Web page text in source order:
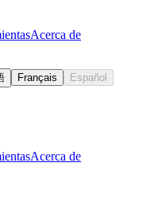
Acerca de
Français
Español
Acerca de